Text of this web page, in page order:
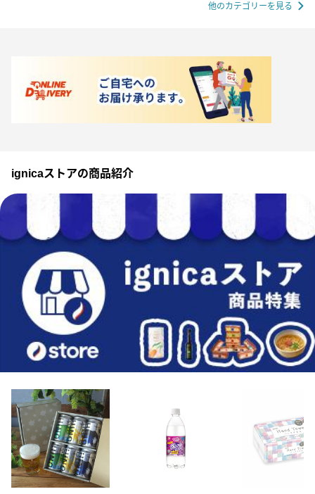
他のカテゴリーを見る
ignicaストアの商品紹介